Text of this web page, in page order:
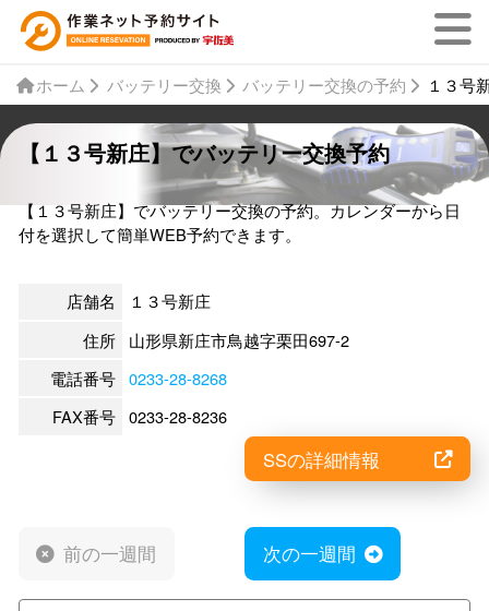
ホーム バッテリー交換 バッテリー交換の予約 １３号
【１３号新庄】でバッテリー交換予約
【１３号新庄】でバッテリー交換の予約。カレンダーから日
付を選択して簡単WEB予約できます。
店舗名
１３号新庄
住所
山形県新庄市鳥越字栗田697-2
電話番号 0233-28-8268
FAX番号 0233-28-8236
SSの詳細情報
前の一週間 次の一週間